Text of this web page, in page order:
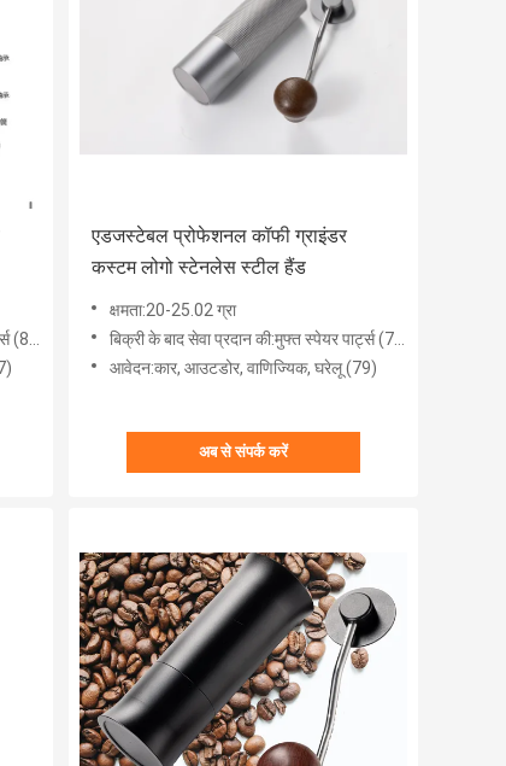
(87)
एडजस्टेबल प्रोफेशनल कॉफी ग्राइंडर
कस्टम लोगो स्टेनलेस स्टील हैंड
क्षमता:20-25.02 ग्रा
बिक्री के बाद सेवा प्रदान की:मुफ्त स्पेयर पार्ट्स (79)
आवेदन:कार, ​​आउटडोर, वाणिज्यिक, घरेलू (79)
अब से संपर्क करें